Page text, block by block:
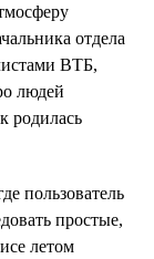
отдела
ВТБ,
людей
родилась
пользователь
простые,
летом